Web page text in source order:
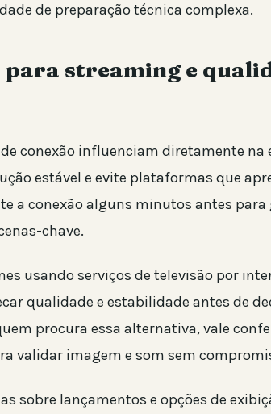
de preparação técnica complexa.
para streaming e
conexão influenciam diretamente na
estável e evite plataformas que
a conexão alguns minutos antes
chave.
usando serviços de televisão por
qualidade e estabilidade antes de
procura essa alternativa, vale
validar imagem e som sem
sobre lançamentos e opções de